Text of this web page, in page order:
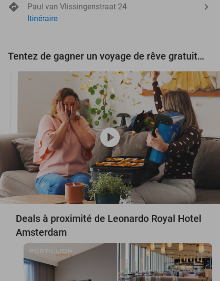
Paul van Vlissingenstraat 24
Itinéraire
Tentez de gagner un voyage de rêve gratuit d'une valeur de 3.000 € !
play_circle
Deals à proximité de Leonardo Royal Hotel
Amsterdam